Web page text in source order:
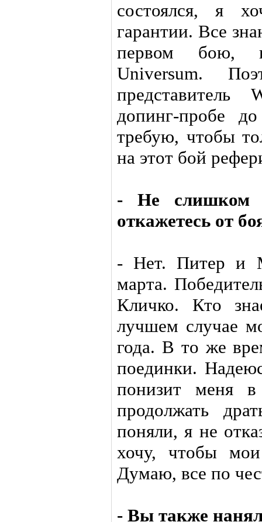
состоялся, я
гарантии. Все
первом бою,
Universum.
представитель
допинг-пробе
требую, чтобы
на этот бой
- Не слишком
откажетесь от
- Нет. Питер и
марта.
Кличко. Кто
лучшем случае
года. В то же
поединки.
понизит меня
продолжать
поняли, я не
хочу, чтобы
Думаю, все по
- Вы также